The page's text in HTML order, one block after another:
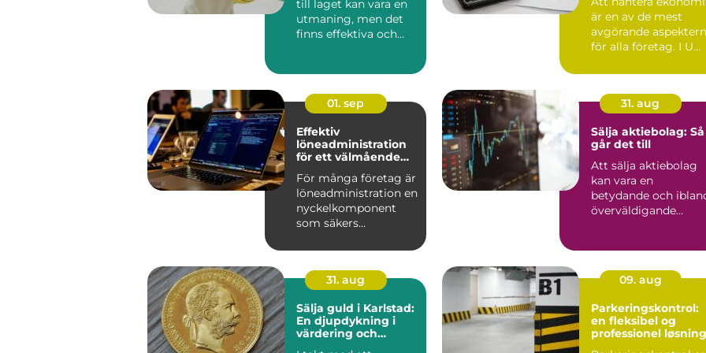
till laget kan vara en
utmaning, men det
finns effektiva och
är en av de mest
avgörande
för alla företag. I U...
01. sep
Effektiv
löneadministration
för ett välmående
För många företag är
löneadministration en
nyckelkomponent
som säkers...
31. aug
Sälja aktiebolag: Så
går det till
Att sälja aktiebolag
kan vara en
betydande och
överväldigande
31. aug
Sälja guld i Karlstad:
En djupdykning i
värdering och
09. aug
Parkeringskontrol:
en fleksibel og
professionel løsning